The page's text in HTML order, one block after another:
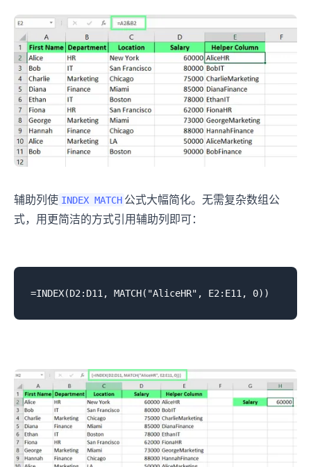
辅助列使 INDEX MATCH 公式大幅简化。无需复杂数组公
式，用更简洁的方式引用辅助列即可：